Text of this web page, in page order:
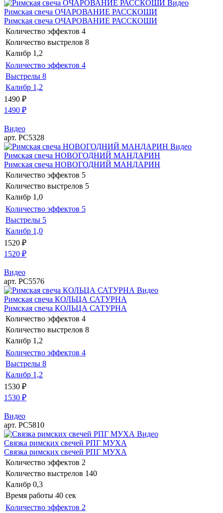
Видео
Римская свеча ОЧАРОВАНИЕ РАССКОШИ
Римская свеча ОЧАРОВАНИЕ РАССКОШИ
Количество эффектов 4
Количество выстрелов 8
Калибр 1,2
Количество эффектов 4
Выстрелы 8
Калибр 1,2
1490 ₽
1490 ₽
Видео
арт. РС5328
Видео
Римская свеча НОВОГОДНИЙ МАНДАРИН
Римская свеча НОВОГОДНИЙ МАНДАРИН
Количество эффектов 5
Количество выстрелов 5
Калибр 1,0
Количество эффектов 5
Выстрелы 5
Калибр 1,0
1520 ₽
1520 ₽
Видео
арт. РС5576
Видео
Римская свеча КОЛЬЦА САТУРНА
Римская свеча КОЛЬЦА САТУРНА
Количество эффектов 4
Количество выстрелов 8
Калибр 1,2
Количество эффектов 4
Выстрелы 8
Калибр 1,2
1530 ₽
1530 ₽
Видео
арт. РС5810
Видео
Связка римских свечей РПГ МУХА
Связка римских свечей РПГ МУХА
Количество эффектов 2
Количество выстрелов 140
Калибр 0,3
Время работы 40 сек
Количество эффектов 2